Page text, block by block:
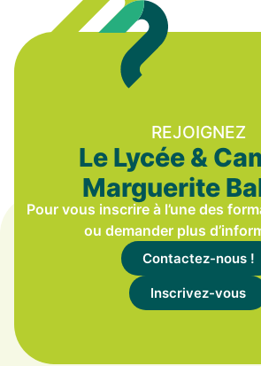
REJOIGNEZ
Le Lycée &
Marguerite
Pour vous inscrire à l’une des
ou demander plus
Contactez-nous !
Inscrivez-vous